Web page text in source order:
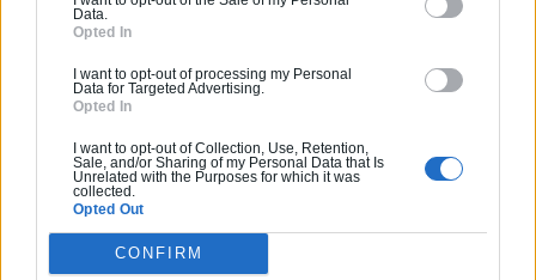
Data.
Opted In
I want to opt-out of processing my Personal
Data for Targeted Advertising.
Opted In
I want to opt-out of Collection, Use, Retention,
Sale, and/or Sharing of my Personal Data that Is
Unrelated with the Purposes for which it was
collected.
Opted Out
CONFIRM
Rénovation énergétique